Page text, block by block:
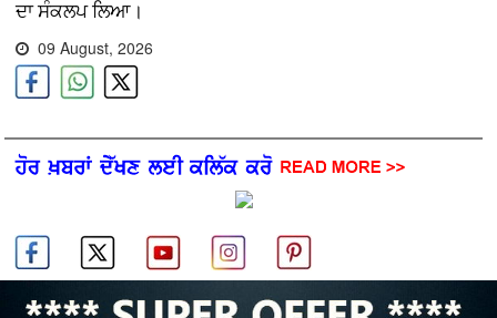
ਦਾ ਸੰਕਲਪ ਲਿਆ।
09 August, 2026